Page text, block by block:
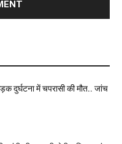
में चपरासी की मौत.. जांच